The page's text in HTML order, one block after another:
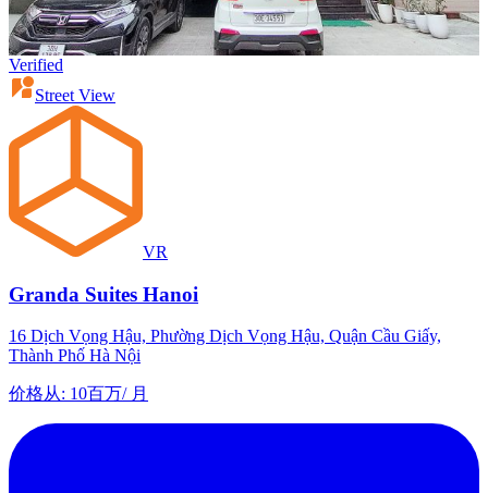
Verified
Street View
VR
Granda Suites Hanoi
16 Dịch Vọng Hậu, Phường Dịch Vọng Hậu, Quận Cầu Giấy,
Thành Phố Hà Nội
价格从: 10百万/月